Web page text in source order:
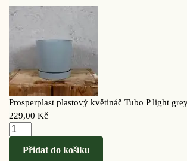
Prosperplast plastový květináč Tubo P light
229,00 Kč
Přidat do košíku